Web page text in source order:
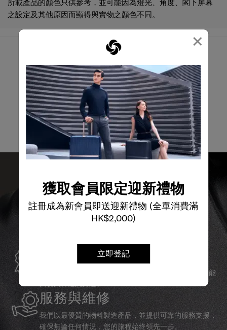
×
獲取會員限定迎新禮物
註冊成為新會員即送迎新禮物 (全單消費滿
HK$2,000)
立即登記
之設定及其他原因而顯得與實物之顏色不同。
我們有什麼可以幫您?
電郵
全球保修
Samsonite承諾提供全球保修服務，確保您的旅行裝備能
服務與維修
我們以最優質的物料製造產品，並提供可靠的服務支援，
確保無論任何情況，您的旅程始終領先一步。